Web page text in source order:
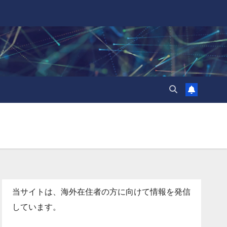
当サイトは、海外在住者の方に向けて情報を発信
しています。